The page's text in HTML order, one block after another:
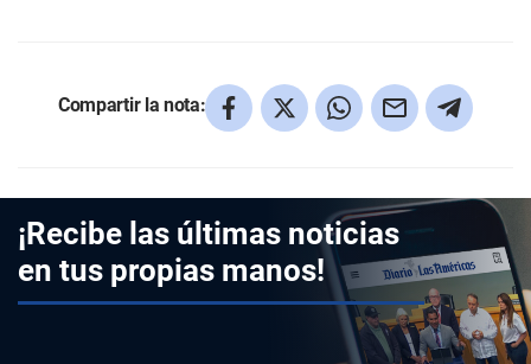
Compartir la nota:
¡Recibe las últimas noticias
en tus propias manos!